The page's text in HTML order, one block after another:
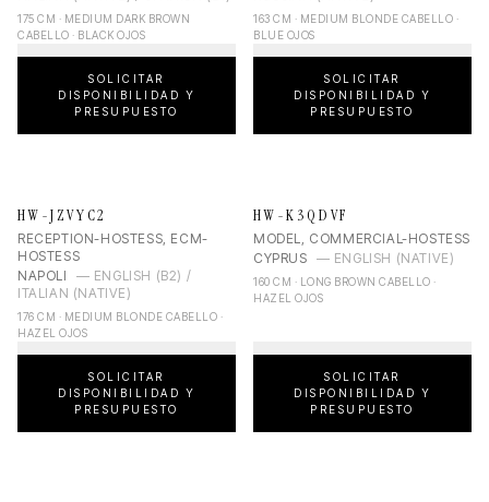
175 CM · MEDIUM DARK BROWN
CABELLO · BLACK OJOS
SOLICITAR
DISPONIBILIDAD Y
PRESUPUESTO
163 CM · MEDIUM BLONDE CABELLO ·
BLUE OJOS
SOLICITAR
DISPONIBILIDAD Y
PRESUPUESTO
HW-JZVYC2
RECEPTION-HOSTESS, ECM-
HOSTESS
NAPOLI
— ENGLISH (B2) /
ITALIAN (NATIVE)
176 CM · MEDIUM BLONDE CABELLO ·
HAZEL OJOS
SOLICITAR
DISPONIBILIDAD Y
PRESUPUESTO
HW-K3QDVF
MODEL, COMMERCIAL-HOSTESS
CYPRUS — ENGLISH (NATIVE)
160 CM · LONG BROWN CABELLO ·
HAZEL OJOS
SOLICITAR
DISPONIBILIDAD Y
PRESUPUESTO